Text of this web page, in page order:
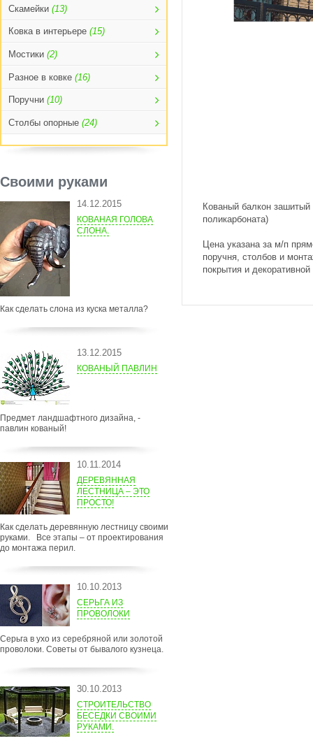
Скамейки (13)
Ковка в интерьере (15)
Мостики (2)
Разное в ковке (16)
Поручни (10)
Столбы опорные (24)
Своими руками
14.12.2015
КОВАНАЯ ГОЛОВА
СЛОНА.
Как сделать слона из куска металла?
13.12.2015
КОВАНЫЙ ПАВЛИН
Предмет ландшафтного дизайна, -
павлин кованый!
10.11.2014
ДЕРЕВЯННАЯ
ЛЕСТНИЦА – ЭТО
ПРОСТО!
Как сделать деревянную лестницу своими
руками. Все этапы – от проектирования
до монтажа перил.
10.10.2013
СЕРЬГА ИЗ
ПРОВОЛОКИ
Серьга в ухо из серебряной или золотой
проволоки. Советы от бывалого кузнеца.
30.10.2013
СТРОИТЕЛЬСТВО
БЕСЕДКИ СВОИМИ
РУКАМИ.
Кованый балкон зашитый
поликарбоната)
Цена указана за м/п
поручня, столбов и
покрытия и